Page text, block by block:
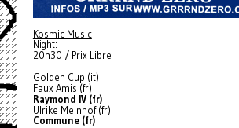
Kosmic Music
Night:
20h30 / Prix Libre
Golden Cup (it)
Faux Amis (fr)
Raymond IV (fr)
Ulrike Meinhof (fr)
Commune (fr)